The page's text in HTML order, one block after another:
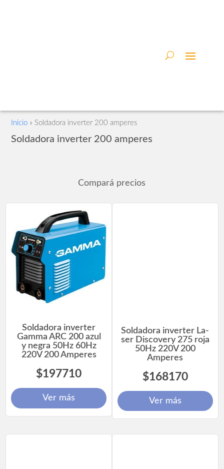
Inicio » Soldadora inverter 200 amperes
Soldadora inverter 200 amperes
Compará precios
Soldadora inverter
Gamma ARC 200 azul
y negra 50Hz 60Hz
220V 200 Amperes
$197710
Ver más
Soldadora inverter La-
ser Discovery 275 roja
50Hz 220V 200
Amperes
$168170
Ver más